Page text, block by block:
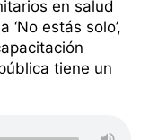
en salud
estás solo’,
tiene un